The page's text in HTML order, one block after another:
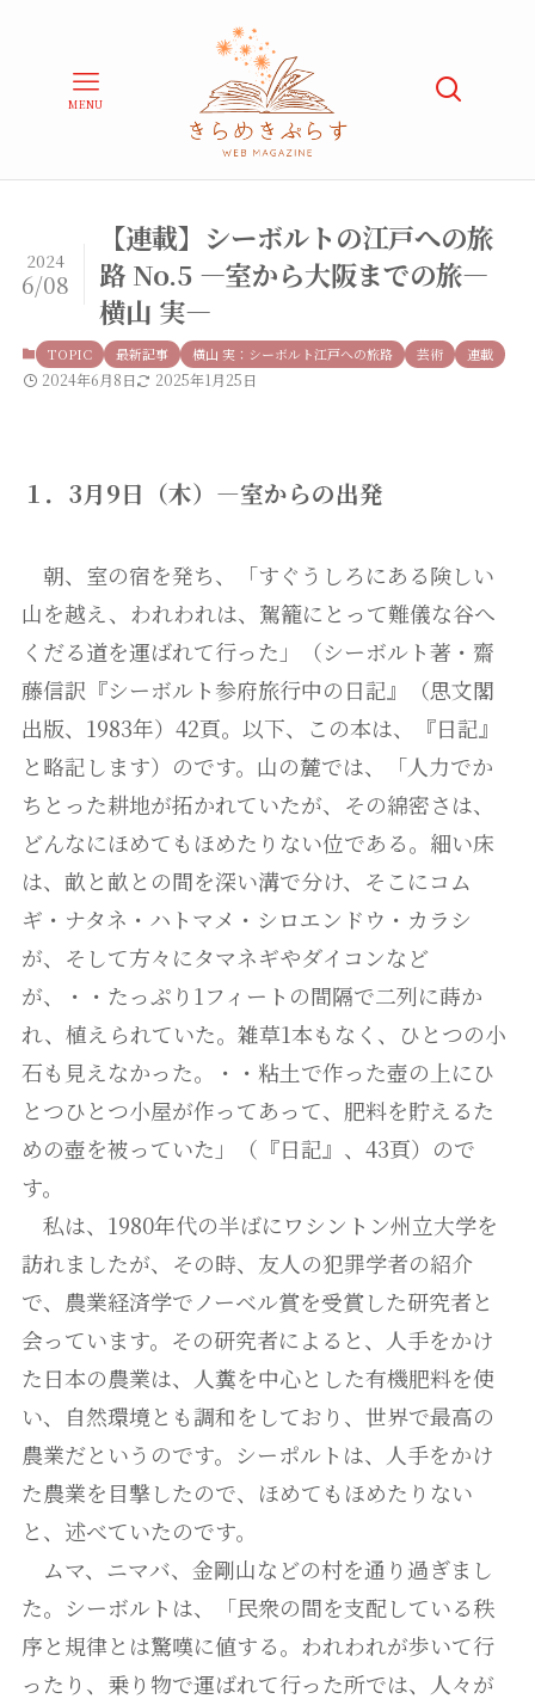
MENU
【連載】シーボルトの江戸への旅
路 No.5 ―室から大阪までの旅―
横山 実―
2024
6/08
TOPIC 最新記事 横山 実：シーボルト江戸への旅路 芸術 連載
2024年6月8日 2025年1月25日
１．3月9日（木）―室からの出発
朝、室の宿を発ち、「すぐうしろにある険しい
山を越え、われわれは、駕籠にとって難儀な谷へ
くだる道を運ばれて行った」（シーボルト著・齋
藤信訳『シーボルト参府旅行中の日記』（思文閣
出版、1983年）42頁。以下、この本は、『日記』
と略記します）のです。山の麓では、「人力でか
ちとった耕地が拓かれていたが、その綿密さは、
どんなにほめてもほめたりない位である。細い床
は、畝と畝との間を深い溝で分け、そこにコム
ギ・ナタネ・ハトマメ・シロエンドウ・カラシ
が、そして方々にタマネギやダイコンなど
が、・・たっぷり1フィートの間隔で二列に蒔か
れ、植えられていた。雑草1本もなく、ひとつの小
石も見えなかった。・・粘土で作った壺の上にひ
とつひとつ小屋が作ってあって、肥料を貯えるた
めの壺を被っていた」（『日記』、43頁）ので
す。
私は、1980年代の半ばにワシントン州立大学を
訪れましたが、その時、友人の犯罪学者の紹介
で、農業経済学でノーベル賞を受賞した研究者と
会っています。その研究者によると、人手をかけ
た日本の農業は、人糞を中心とした有機肥料を使
い、自然環境とも調和をしており、世界で最高の
農業だというのです。シーポルトは、人手をかけ
た農業を目撃したので、ほめてもほめたりない
と、述べていたのです。
ムマ、ニマバ、金剛山などの村を通り過ぎまし
た。シーボルトは、「民衆の間を支配している秩
序と規律とは驚嘆に値する。われわれが歩いて行
ったり、乗り物で運ばれて行った所では、人々が